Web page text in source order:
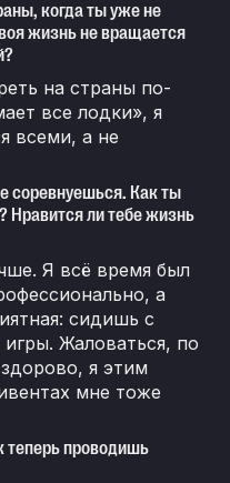
когда ты уже не
жизнь не вращается
на страны по-
все лодки», я
всеми, а не
соревнуешься. Как ты
Нравится ли тебе жизнь
Я всё время был
а
сидишь с
Жаловаться, по
я этим
мне тоже
теперь проводишь